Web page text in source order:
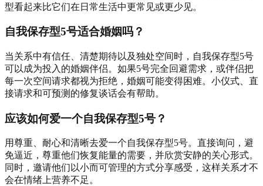
型看起来比它们在日常生活中更常见或更少见。
自我保存型5号适合婚姻吗？
当关系中有信任、清楚期待以及独处空间时，自我保存型5号
可以成为投入的婚姻伴侣。如果5号完全回避需求，或伴侣把
每一次空间请求都视为拒绝，婚姻可能变得困难。小仪式、直
接请求和可预测的修复谈话会有帮助。
应该如何爱一个自我保存型5号？
用尊重、耐心和清晰去爱一个自我保存型5号。直接询问，避
免逼近，尊重他们恢复能量的需要，并欣赏安静的关心形式。
同时，邀请他们以小而可管理的方式分享感受，这样关系才不
会在情绪上营养不足。